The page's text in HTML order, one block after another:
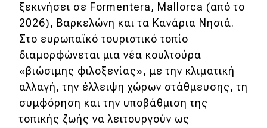
ξεκινήσει σε Formentera, Mallorca (από το
2026), Βαρκελώνη και τα Κανάρια Νησιά.
Στο ευρωπαϊκό τουριστικό τοπίο
διαμορφώνεται μια νέα κουλτούρα
«βιώσιμης φιλοξενίας», με την κλιματική
αλλαγή, την έλλειψη χώρων στάθμευσης, τη
συμφόρηση και την υποβάθμιση της
τοπικής ζωής να λειτουργούν ως